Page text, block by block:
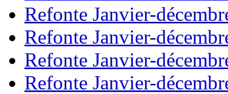
Refonte Janvier-
Refonte Janvier-
Refonte Janvier-
Refonte Janvier-